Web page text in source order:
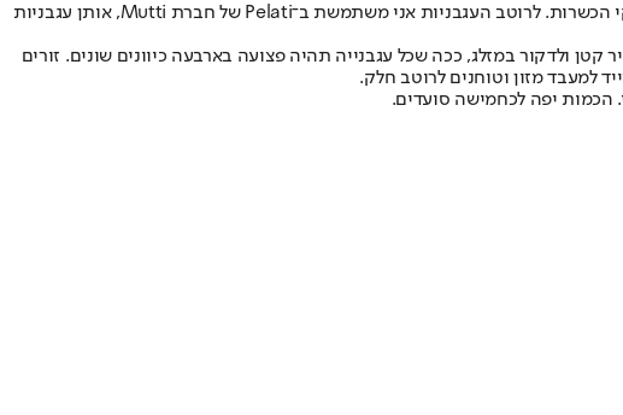
אברוצו מלאה בגרסאות לקלאסיקה הזו, שבה כדורי בשר נפלאים מתבשלים ברוטב עגבניות. המתכון שלפניכם הוא הגרסה שלי הסרה לחוקי הכשרות. לרוטב העגבניות אני משתמשת ב־Pelati של חברת Mutti, אותן עגבניות
ולדקור במזלג, ככה שכל עגבנייה תהיה פצועה בארבעה כיוונים שונים. זורים
למעבד מזון וטוחנים לרוטב חלק.
הכמות יפה לכחמישה סועדים.